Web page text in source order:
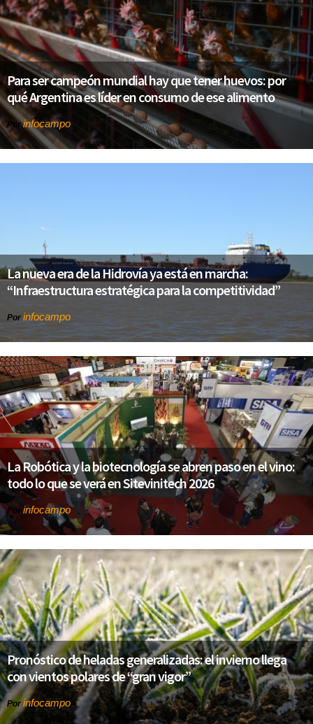
Para ser campeón mundial hay que tener huevos: por
qué Argentina es líder en consumo de ese alimento
Porinfocampo
La nueva era de la Hidrovía ya está en marcha:
“Infraestructura estratégica para la competitividad”
Por infocampo
La Robótica y la biotecnología se abren paso en el vino:
todo lo que se verá en Sitevinitech 2026
Por infocampo
Pronóstico de heladas generalizadas: el invierno llega
con vientos polares de “gran vigor”
Por infocampo